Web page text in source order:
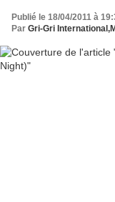
Publié le 18/04/2011 à
Par Gri-Gri International,Meshell